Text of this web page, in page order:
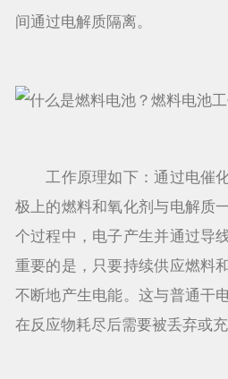
间通过电解质隔离。
工作原理如下：通过电催化
极上的燃料和氧化剂与电解质
个过程中，电子产生并通过导
重要的是，只要持续供应燃料
不断地产生电能。这与普通干
在反应物耗尽后需要被丢弃或充